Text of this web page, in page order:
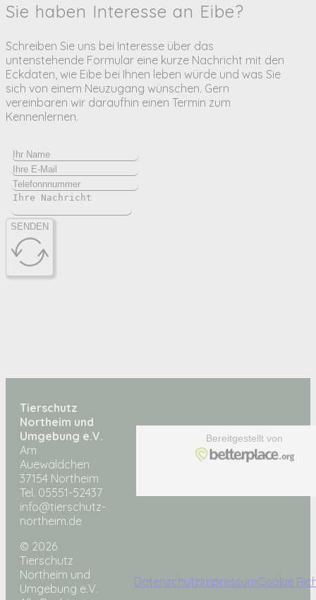
Sie haben Interesse an Eibe?
Schreiben Sie uns bei Interesse über das
untenstehende Formular eine kurze Nachricht mit den
Eckdaten, wie Eibe bei Ihnen leben würde und was Sie
sich von einem Neuzugang wünschen. Gern
vereinbaren wir daraufhin einen Termin zum
Kennenlernen.
SENDEN
Tierschutz
Northeim und
Umgebung e.V.
Am
Auewäldchen
37154 Northeim
Tel. 05551-52437
info@tierschutz-
northeim.de
© 2026
Tierschutz
Northeim und
Umgebung e.V.
DatenschutzImpressumCookie